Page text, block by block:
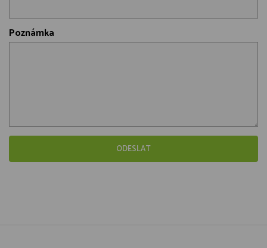
Poznámka